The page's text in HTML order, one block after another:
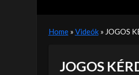
Home» Videók» JOGOS
JOGOS